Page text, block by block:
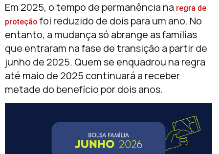
Em 2025, o tempo de permanência na regra de
proteção foi reduzido de dois para um ano. No
entanto, a mudança só abrange as famílias
que entraram na fase de transição a partir de
junho de 2025. Quem se enquadrou na regra
até maio de 2025 continuará a receber
metade do benefício por dois anos.